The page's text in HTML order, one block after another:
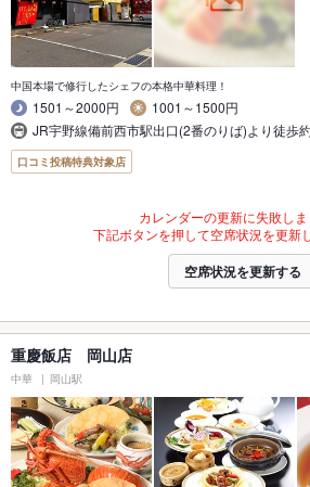
中国本場で修行したシェフの本格中華料理！
1501～2000円
1001～1500円
JR宇野線備前西市駅出口(2番のりば)より徒歩
口コミ投稿特典対象店
カレンダーの更新に失敗しま
下記ボタンを押して空席状況を更新
空席状況を更新する
重慶飯店 岡山店
中華 岡山駅